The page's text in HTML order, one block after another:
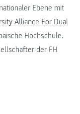
Ebene mit
Alliance For Dual
Hochschule.
der FH